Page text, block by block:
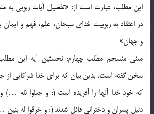
اين مطلب، عبارت است از: «تفصيل آيات ربوبي به
در اعتقاد به ربوبيت خداي سبحان، علم، فهم و ايمان
و جهان»
معني منسجم مطلب چهارم: نخستين آيه اين مطلب
سخن گفته است، بدين بيان که براي خدا شرکايي از
که خود خدا آنها را آفريده است (: و جعلوا لله
دليل پسران و دختراني قائل شدند (: و خرقوا له بنين